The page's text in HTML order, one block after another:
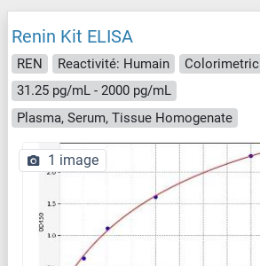
Renin Kit ELISA
REN Reactivité: Humain Colorimetric
31.25 pg/mL - 2000 pg/mL
Plasma, Serum, Tissue Homogenate
1 image